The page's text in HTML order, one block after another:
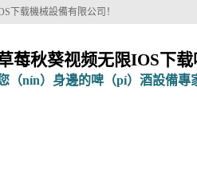
下载機械設備有限公司！
莓秋葵视频无限IOS下载
（nín）身邊的啤（pí）酒設備專